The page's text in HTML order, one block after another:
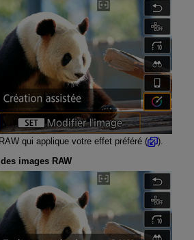
qui applique votre effet préféré (
).
images RAW